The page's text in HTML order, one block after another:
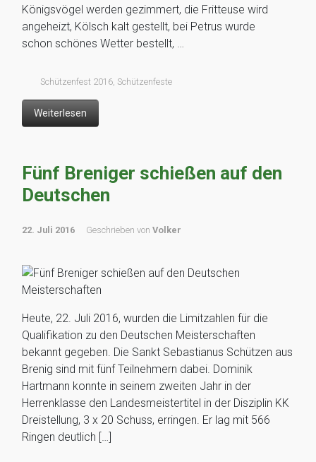
Königsvögel werden gezimmert, die Fritteuse wird
angeheizt, Kölsch kalt gestellt, bei Petrus wurde
schon schönes Wetter bestellt, …
Schützenfest 2016, Schützenfeste
Weiterlesen
Fünf Breniger schießen auf den
Deutschen
22. Juli 2016 Geschrieben von Volker
Heute, 22. Juli 2016, wurden die Limitzahlen für die
Qualifikation zu den Deutschen Meisterschaften
bekannt gegeben. Die Sankt Sebastianus Schützen aus
Brenig sind mit fünf Teilnehmern dabei. Dominik
Hartmann konnte in seinem zweiten Jahr in der
Herrenklasse den Landesmeistertitel in der Disziplin KK
Dreistellung, 3 x 20 Schuss, erringen. Er lag mit 566
Ringen deutlich […]